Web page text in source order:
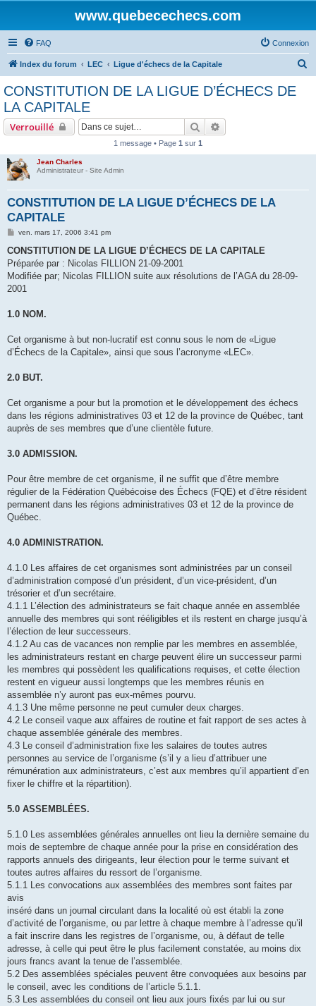
www.quebecechecs.com
FAQ Connexion
Index du forum LEC Ligue d'échecs de la Capitale
CONSTITUTION DE LA LIGUE D’ÉCHECS DE
LA CAPITALE
Verrouillé Rechercher
1 message • Page 1 sur 1
Jean Charles
Administrateur - Site Admin
CONSTITUTION DE LA LIGUE D’ÉCHECS DE LA
CAPITALE
M
s
a
g
ven. mars 17, 2006 3:41 pm
CONSTITUTION DE LA LIGUE D’ÉCHECS DE LA CAPITALE
Préparée par : Nicolas FILLION 21-09-2001
Modifiée par; Nicolas FILLION suite aux résolutions de l’AGA du 28-09-
2001
1.0 NOM.
Cet organisme à but non-lucratif est connu sous le nom de «Ligue
d’Échecs de la Capitale», ainsi que sous l’acronyme «LEC».
2.0 BUT.
Cet organisme a pour but la promotion et le développement des échecs
dans les régions administratives 03 et 12 de la province de Québec, tant
auprès de ses membres que d’une clientèle future.
3.0 ADMISSION.
Pour être membre de cet organisme, il ne suffit que d’être membre
régulier de la Fédération Québécoise des Échecs (FQE) et d’être résident
permanent dans les régions administratives 03 et 12 de la province de
Québec.
4.0 ADMINISTRATION.
4.1.0 Les affaires de cet organismes sont administrées par un conseil
d’administration composé d’un président, d’un vice-président, d’un
trésorier et d’un secrétaire.
4.1.1 L’élection des administrateurs se fait chaque année en assemblée
annuelle des membres qui sont rééligibles et ils restent en charge jusqu’à
l’élection de leur successeurs.
4.1.2 Au cas de vacances non remplie par les membres en assemblée,
les administrateurs restant en charge peuvent élire un successeur parmi
les membres qui possèdent les qualifications requises, et cette élection
restent en vigueur aussi longtemps que les membres réunis en
assemblée n’y auront pas eux-mêmes pourvu.
4.1.3 Une même personne ne peut cumuler deux charges.
4.2 Le conseil vaque aux affaires de routine et fait rapport de ses actes à
chaque assemblée générale des membres.
4.3 Le conseil d’administration fixe les salaires de toutes autres
personnes au service de l’organisme (s’il y a lieu d’attribuer une
rémunération aux administrateurs, c’est aux membres qu’il appartient d’en
fixer le chiffre et la répartition).
5.0 ASSEMBLÉES.
5.1.0 Les assemblées générales annuelles ont lieu la dernière semaine du
mois de septembre de chaque année pour la prise en considération des
rapports annuels des dirigeants, leur élection pour le terme suivant et
toutes autres affaires du ressort de l’organisme.
5.1.1 Les convocations aux assemblées des membres sont faites par
avis
inséré dans un journal circulant dans la localité où est établi la zone
d’activité de l’organisme, ou par lettre à chaque membre à l’adresse qu’il
a fait inscrire dans les registres de l’organisme, ou, à défaut de telle
adresse, à celle qui peut être le plus facilement constatée, au moins dix
jours francs avant la tenue de l’assemblée.
5.2 Des assemblées spéciales peuvent être convoquées aux besoins par
le conseil, avec les conditions de l’article 5.1.1.
5.3 Les assemblées du conseil ont lieu aux jours fixés par lui ou sur